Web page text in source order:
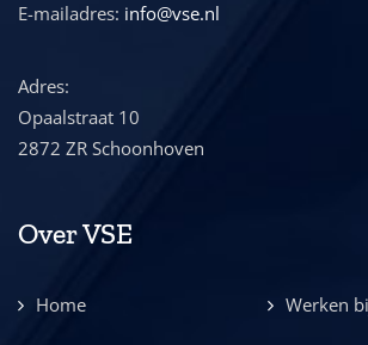
E-mailadres: info@vse.nl
Adres:
Opaalstraat 10
2872 ZR Schoonhoven
Over VSE
Home Werken